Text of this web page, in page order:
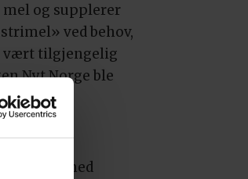
mel og supplerer
ved behov,
vært tilgjengelig
Nyt Norge ble
siden.
i
brød med